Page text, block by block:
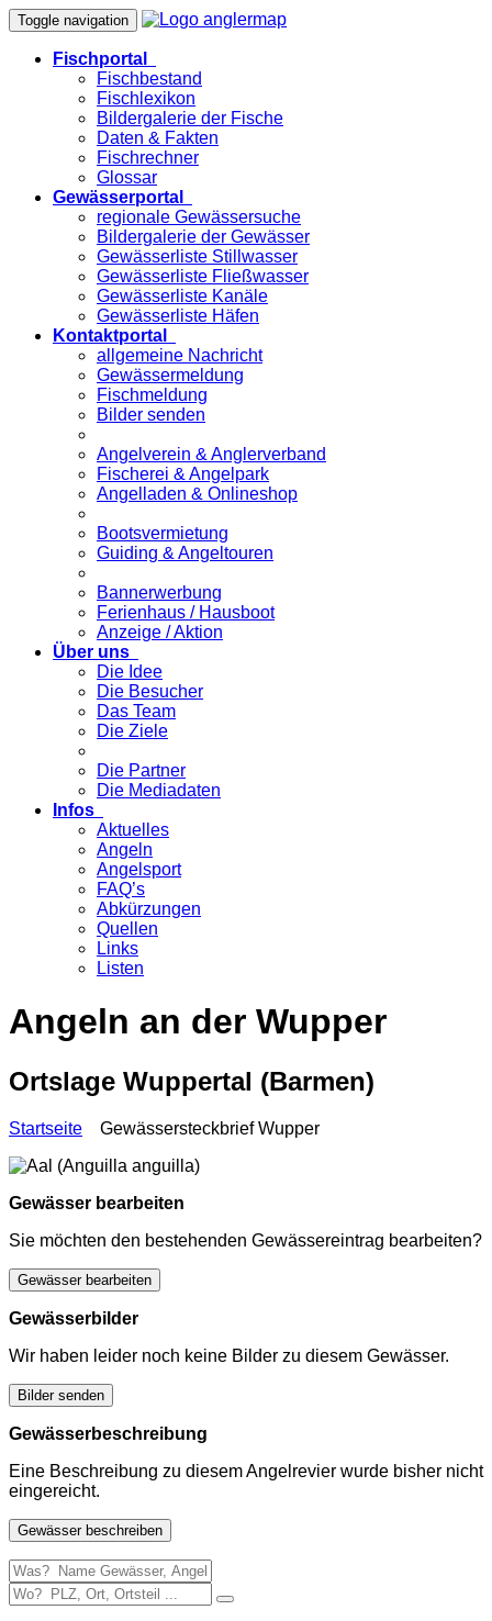
Toggle navigation
Fischportal
Fischbestand
Fischlexikon
Bildergalerie der Fische
Daten & Fakten
Fischrechner
Glossar
Gewässerportal
regionale Gewässersuche
Bildergalerie der Gewässer
Gewässerliste Stillwasser
Gewässerliste Fließwasser
Gewässerliste Kanäle
Gewässerliste Häfen
Kontaktportal
allgemeine Nachricht
Gewässermeldung
Fischmeldung
Bilder senden
Angelverein & Anglerverband
Fischerei & Angelpark
Angelladen & Onlineshop
Bootsvermietung
Guiding & Angeltouren
Bannerwerbung
Ferienhaus / Hausboot
Anzeige / Aktion
Über uns
Die Idee
Die Besucher
Das Team
Die Ziele
Die Partner
Die Mediadaten
Infos
Aktuelles
Angeln
Angelsport
FAQ’s
Abkürzungen
Quellen
Links
Listen
Angeln an der Wupper
Ortslage Wuppertal (Barmen)
Startseite Gewässersteckbrief Wupper
Gewässer bearbeiten
Sie möchten den bestehenden Gewässereintrag bearbeiten?
Gewässer bearbeiten
Gewässerbilder
Wir haben leider noch keine Bilder zu diesem Gewässer.
Bilder senden
Gewässerbeschreibung
Eine Beschreibung zu diesem Angelrevier wurde bisher nicht
eingereicht.
Gewässer beschreiben